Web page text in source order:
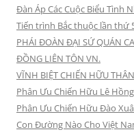
Đàn Áp Các Cuộc Biểu Tình
Tiến trình Bắc thuộc lần thứ
PHÁI ĐOÀN ĐẠI SỨ QUÁN
ĐỒNG LIÊN TÔN VN.
VĨNH BIỆT CHIẾN HỮU
Phân Ưu Chiến Hữu Lê
Phân Ưu Chiến Hữu Đào
Con Đường Nào Cho Việt